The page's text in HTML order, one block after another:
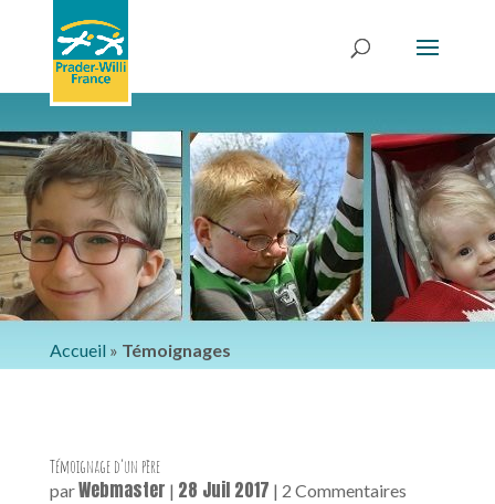
Accueil » Témoignages
Témoignage d’un père
parWebmaster | 28 Juil 2017 | 2 Commentaires